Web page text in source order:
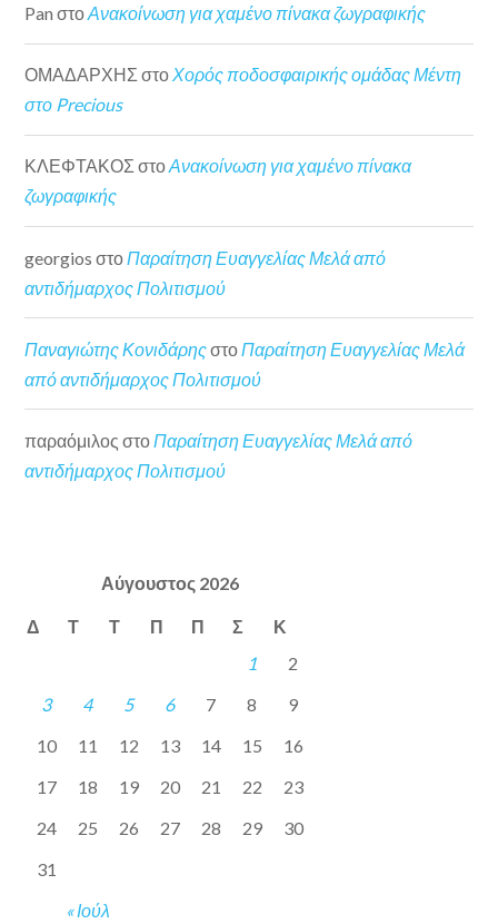
Pan στοΑνακοίνωση για χαμένο πίνακα ζωγραφικής
ΟΜΑΔΑΡΧΗΣ στοΧορός ποδοσφαιρικής ομάδας Μέντη
στο Precious
ΚΛΕΦΤΑΚΟΣ στοΑνακοίνωση για χαμένο πίνακα
ζωγραφικής
georgios στο Παραίτηση Ευαγγελίας Μελά από
αντιδήμαρχος Πολιτισμού
Παναγιώτης Κονιδάρηςστο Παραίτηση Ευαγγελίας Μελά
από αντιδήμαρχος Πολιτισμού
παραόμιλος στοΠαραίτηση Ευαγγελίας Μελά από
αντιδήμαρχος Πολιτισμού
Αύγουστος 2026
Δ Τ Τ Π Π Σ Κ
« Ιούλ
1
2
3
4 5 6 7 8
9
10
11 12 13 14 15
16
17
18 19 20 21 22
23
24
25 26 27 28 29
30
31